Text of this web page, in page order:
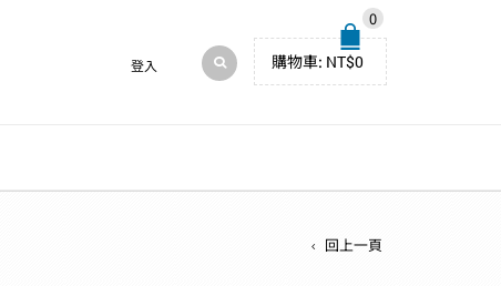
0
購物車: NT$0
登入
回上一頁